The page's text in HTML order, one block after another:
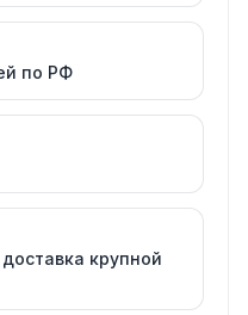
по РФ
крупной